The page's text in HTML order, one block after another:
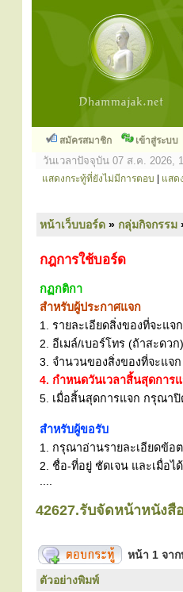
สมัครสมาชิก เข้าสู่ระบบ
วันเวลาปัจจุบัน 07 ส.ค. 2026,
แสดงกระทู้ที่ยังไม่มีการตอบ แสด
หน้าเว็บบอร์ด » กลุ่มกิจกรรม
กฎการใช้บอร์ด
กฏกติกา
สำหรับผู้ประกาศแจก
1. รายละเอียดสิ่งของที่จะแ
2. อีเมล์/เบอร์โทร (ถ้าสะดว
3. จำนวนของสิ่งของที่จะแจก
4. กำหนดวันเวลาสิ้นสุดการ
5. เมื่อสิ้นสุดการแจก กรุณา
สำหรับผู้ขอรับ
1. กรุณาอ่านรายละเอียดข้อ
2. ชื่อ-ที่อยู่ ชัดเจน และเมื่อ
42627.รับจัดหน้าหนังสื
หน้า 1 จา
ตัวอย่างพิมพ์